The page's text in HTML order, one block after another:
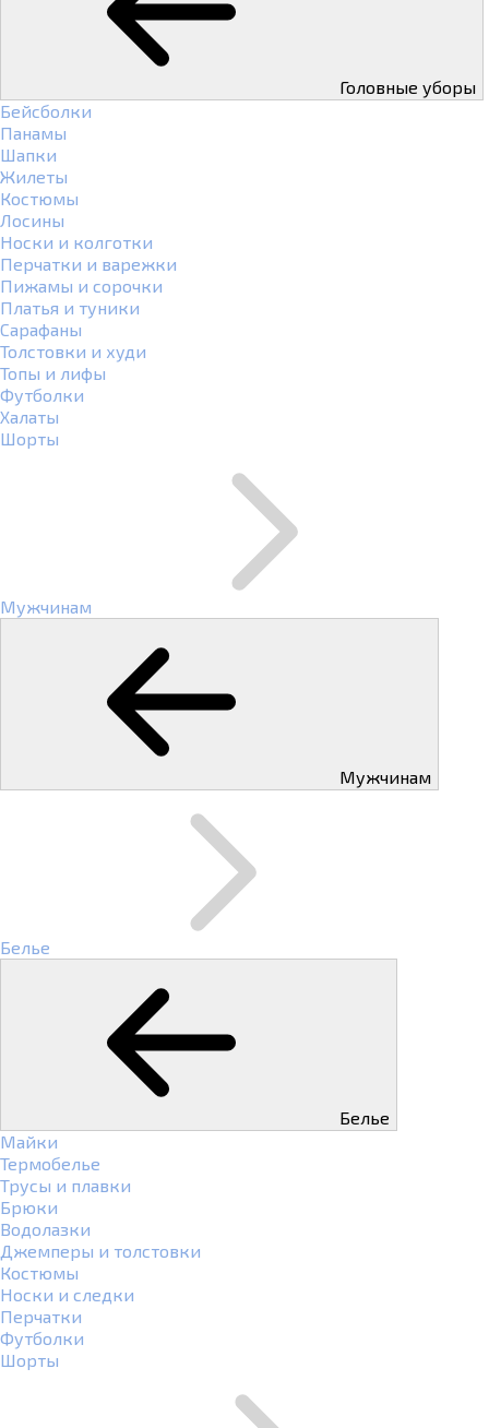
Головные уборы
Бейсболки
Панамы
Шапки
Жилеты
Костюмы
Лосины
Носки и колготки
Перчатки и варежки
Пижамы и сорочки
Платья и туники
Сарафаны
Толстовки и худи
Топы и лифы
Футболки
Халаты
Шорты
Мужчинам
Мужчинам
Белье
Белье
Майки
Термобелье
Трусы и плавки
Брюки
Водолазки
Джемперы и толстовки
Костюмы
Носки и следки
Перчатки
Футболки
Шорты